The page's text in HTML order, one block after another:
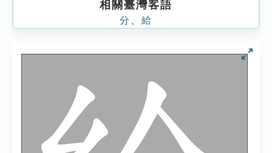
相關臺灣客語
分 給